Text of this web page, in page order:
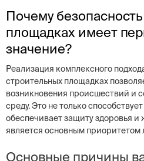
Почему
площадках имеет
значение?
Реализация комплексного
строительных площадках
возникновения происшествий и
среду. Это не только
обеспечивает защиту здоровья и
является основным приоритетом
Основные причины